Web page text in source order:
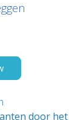
door